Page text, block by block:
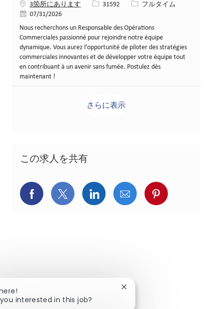
3箇所にあります
求人ID31592 役職フルタイム
投稿日07/31/2026
Nous recherchons un Responsable des Opérations
Commerciales passionné pour rejoindre notre équipe
dynamique. Vous aurez l'opportunité de piloter des stratégies
commerciales innovantes et de développer votre équipe tout
en contribuant à un avenir sans fumée. Postulez dès
maintenant !
さらに表示
この求人を共有
Facebookでシェア
X(旧Twitter)でシェア
LinkedInでシェア
メールでシェア
Pinterestで
interested in this job?
Close chatbot notification